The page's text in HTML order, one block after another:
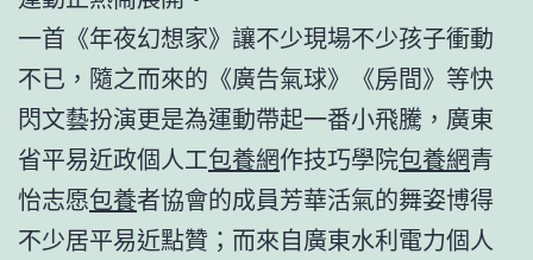
一首《年夜幻想家》讓不少現場不少孩子衝動
不已，隨之而來的《廣告氣球》《房間》等快
閃文藝扮演更是為運動帶起一番小飛騰，廣東
省平易近政個人工包養網作技巧學院包養網青
怡志愿包養者協會的成員芳華活氣的舞姿博得
不少居平易近點贊；而來自廣東水利電力個人